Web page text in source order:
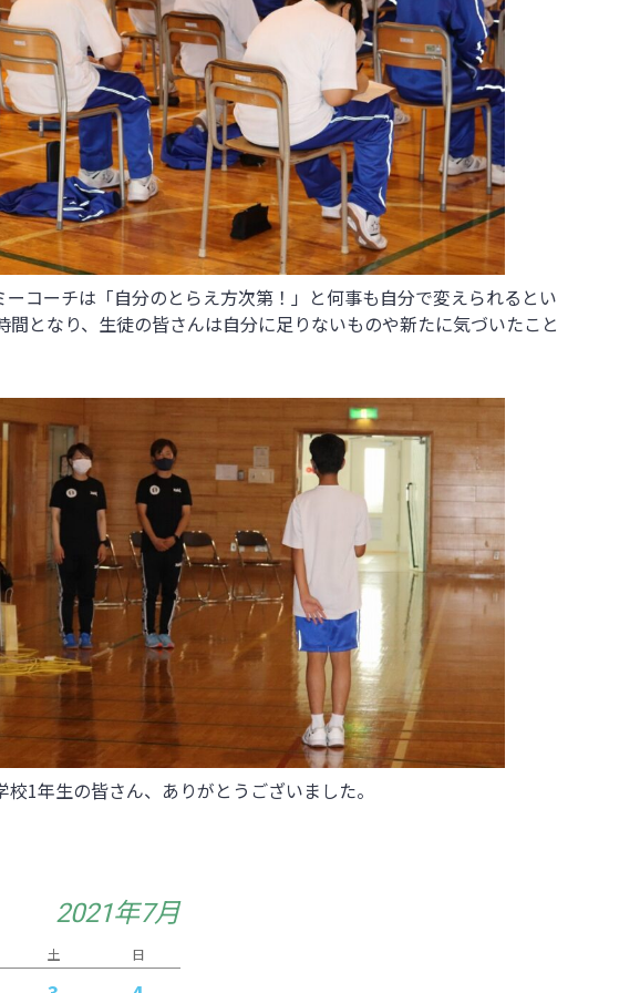
コーチは「自分のとらえ方次第！」と何事も自分で変えられるとい
となり、生徒の皆さんは自分に足りないものや新たに気づいたこと
1年生の皆さん、ありがとうございました。
2021年7月
土 日